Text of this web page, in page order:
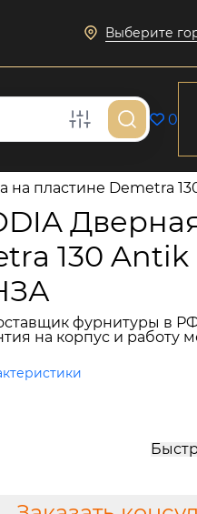
Выберите
0
на пластине Demetra
130
фурнитуры в
на корпус и работу